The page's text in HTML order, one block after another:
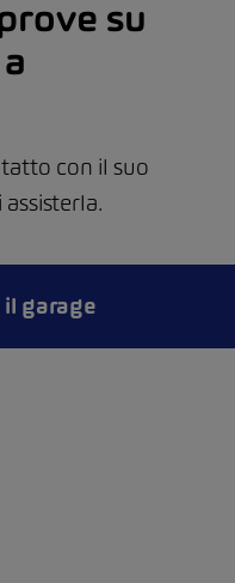
su
con il suo
garage